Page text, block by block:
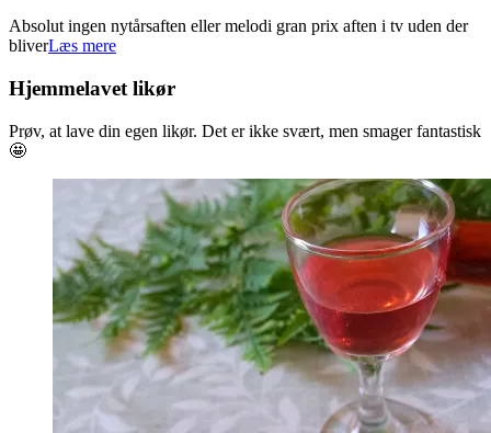
2021-
03-
Absolut ingen nytårsaften eller melodi gran prix aften i tv uden der
bliverLæs mere
Hjemmelavet likør
Prøv, at lave din egen likør. Det er ikke svært, men smager fantastisk
🤩